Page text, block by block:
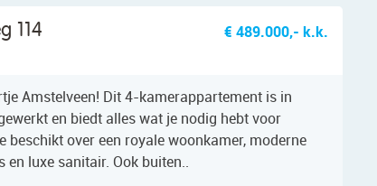
114 € 489.000,- k.k.
Amstelveen! Dit 4-kamerappartement is in
en biedt alles wat je nodig hebt voor
beschikt over een royale woonkamer, moderne
en luxe sanitair. Ook buiten..